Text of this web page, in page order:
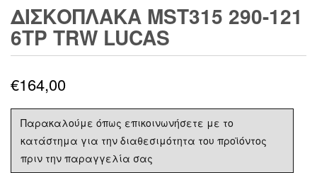
ΔΙΣΚΟΠΛΑΚΑ MST315 290-121
6ΤΡ TRW LUCAS
€164,00
Παρακαλούμε όπως επικοινωνήσετε με το
κατάστημα για την διαθεσιμότητα του προϊόντος
πριν την παραγγελία σας